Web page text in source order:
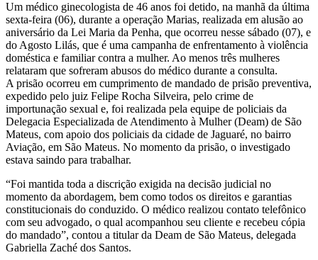
Um médico ginecologista de 46 anos foi detido, na manhã da última
sexta-feira (06), durante a operação Marias, realizada em alusão ao
aniversário da Lei Maria da Penha, que ocorreu nesse sábado (07), e
do Agosto Lilás, que é uma campanha de enfrentamento à violência
doméstica e familiar contra a mulher. Ao menos três mulheres
relataram que sofreram abusos do médico durante a consulta.
A prisão ocorreu em cumprimento de mandado de prisão preventiva,
expedido pelo juiz Felipe Rocha Silveira, pelo crime de
importunação sexual e, foi realizada pela equipe de policiais da
Delegacia Especializada de Atendimento à Mulher (Deam) de São
Mateus, com apoio dos policiais da cidade de Jaguaré, no bairro
Aviação, em São Mateus. No momento da prisão, o investigado
estava saindo para trabalhar.
“Foi mantida toda a discrição exigida na decisão judicial no
momento da abordagem, bem como todos os direitos e garantias
constitucionais do conduzido. O médico realizou contato telefônico
com seu advogado, o qual acompanhou seu cliente e recebeu cópia
do mandado”, contou a titular da Deam de São Mateus, delegada
Gabriella Zaché dos Santos.